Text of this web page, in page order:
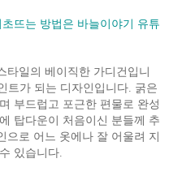
초뜨는 방법은 바늘이야기 유튜
타일의 베이직한 가디건입니
트가 되는 디자인입니다. 굵은
부드럽고 포근한 편물로 완성
탑다운이 처음이신 분들께 추
으로 어느 옷에나 잘 어울려 지
있습니다.